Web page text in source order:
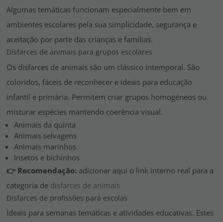
Algumas temáticas funcionam especialmente bem em
ambientes escolares pela sua simplicidade, segurança e
aceitação por parte das crianças e famílias.
Disfarces de animais para grupos escolares
Os disfarces de animais são um clássico intemporal. São
coloridos, fáceis de reconhecer e ideais para educação
infantil e primária. Permitem criar grupos homogéneos ou
misturar espécies mantendo coerência visual.
Animais da quinta
Animais selvagens
Animais marinhos
Insetos e bichinhos
👉 Recomendação: adicionar aqui o link interno real para a
categoria de disfarces de animais
Disfarces de profissões para escolas
Ideais para semanas temáticas e atividades educativas. Estes